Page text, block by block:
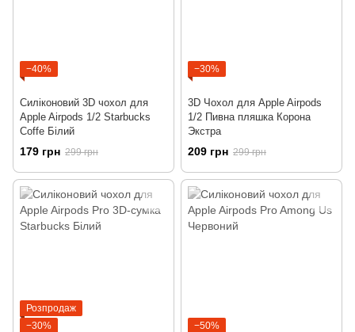
−40%
Силіконовий 3D чохол для
Apple Airpods 1/2 Starbucks
Coffe Білий
179 грн 299 грн
−30%
3D Чохол для Apple Airpods
1/2 Пивна пляшка Корона
Экстра
209 грн 299 грн
Розпродаж
−30%
−50%